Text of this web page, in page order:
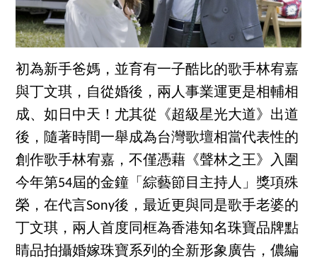
初為新手爸媽，並育有一子酷比的歌手林宥嘉
與丁文琪，自從婚後，兩人事業運更是相輔相
成、如日中天！尤其從《超級星光大道》出道
後，隨著時間一舉成為台灣歌壇相當代表性的
創作歌手林宥嘉，不僅憑藉《聲林之王》入圍
今年第54屆的金鐘「綜藝節目主持人」獎項殊
榮，在代言Sony後，最近更與同是歌手老婆的
丁文琪，兩人首度同框為香港知名珠寶品牌點
睛品拍攝婚嫁珠寶系列的全新形象廣告，儂編